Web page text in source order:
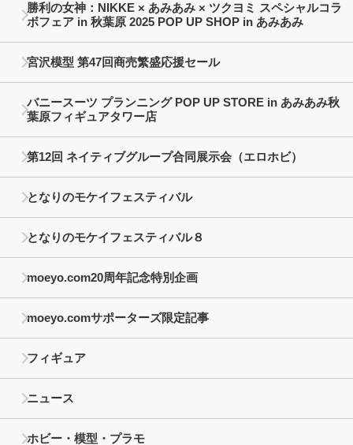
勝利の女神：NIKKE × あみあみ × ツクヨミ スペシャルコラ
ボフェア in 秋葉原 2025 POP UP SHOP in あみあみ
宮沢模型 第47回商売繁盛応援セール
バニースーツ プランニング POP UP STORE in あみあみ秋
葉原フィギュアタワー店
第12回 ネイティブグループ合同展示会（エロホビ）
となりのモケイフェスティバル
となりのモケイフェスティバル８
moeyo.com20周年記念特別企画
moeyo.comサポーターズ限定記事
フィギュア
ニュース
ホビー・模型・プラモ